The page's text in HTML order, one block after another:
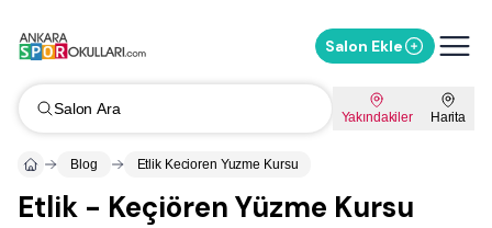
Salon Ekle
Salon Ara Yakındakiler Harita
Blog Etlik Kecioren Yuzme Kursu
Etlik - Keçiören Yüzme Kursu